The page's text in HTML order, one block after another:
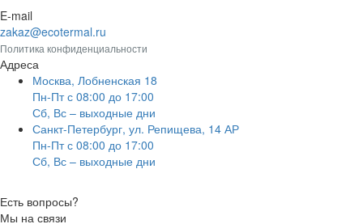
E-mail
zakaz@ecotermal.ru
Политика конфиденциальности
Адреса
Москва, Лобненская 18
Пн-Пт с 08:00 до 17:00
Сб, Вс – выходные дни
Санкт-Петербург, ул. Репищева, 14 АР
Пн-Пт с 08:00 до 17:00
Сб, Вс – выходные дни
Есть вопросы?
Мы на связи